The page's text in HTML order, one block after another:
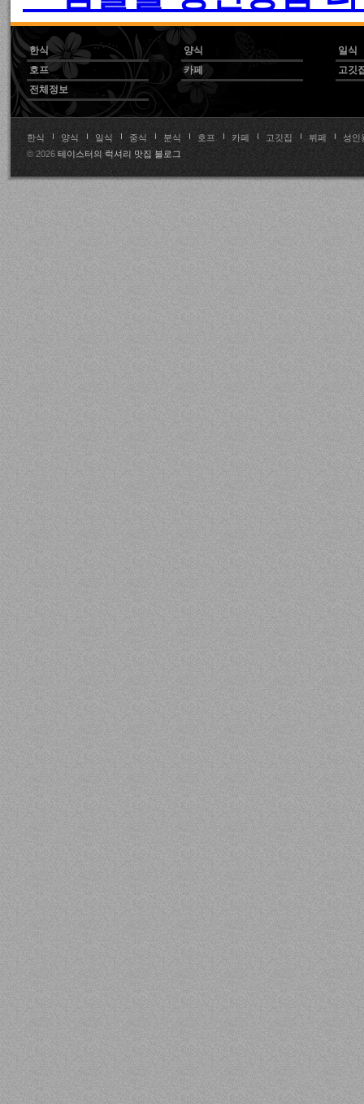
한식 양식
일식
호프
카페
고깃
전체정보
한식 양식 일식 중식 분식 호프 카페 고깃집 뷔페
성인
© 2026 테이스터의 럭셔리 맛집 블로그